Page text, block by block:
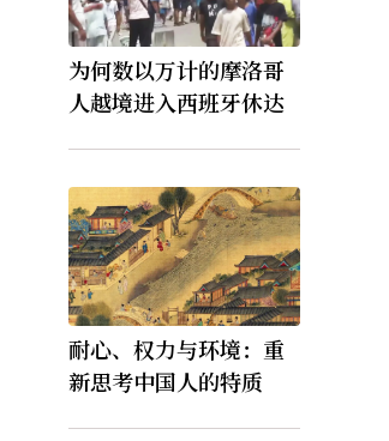
为何数以万计的摩洛哥
人越境进入西班牙休达
耐心、权力与环境：重
新思考中国人的特质